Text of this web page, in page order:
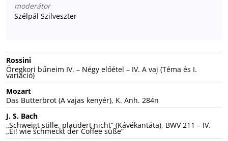
moderátor
Szélpál Szilveszter
Rossini
Öregkori bűneim IV. – Négy előétel – IV. A vaj (Téma és I.
variáció)
Mozart
Das Butterbrot (A vajas kenyér), K. Anh. 284n
J. S. Bach
„Schweigt stille, plaudert nicht” (Kávékantáta), BWV 211 – IV.
„Ei! wie schmeckt der Coffee süße”